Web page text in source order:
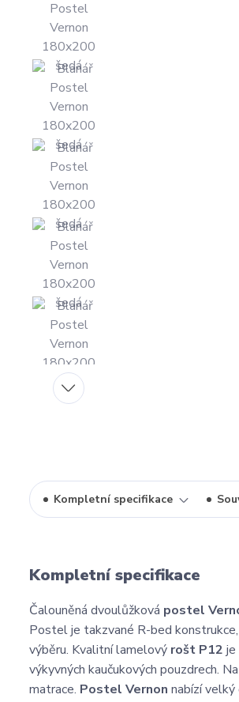
Kompletní specifikace
Kompletní specifikace
Čalouněná dvoulůžková postel
Postel je takzvané R-bed
výběru. Kvalitní lamelový rošt P12 je
výkyvných kaučukových pouzdrech.
matrace. Postel Vernon nabízí